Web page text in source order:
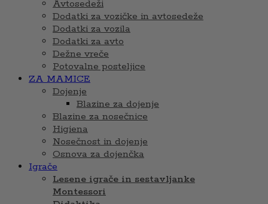
Avtosedeži
Dodatki za vozičke in avtosedeže
Dodatki za vozila
Dodatki za avto
Dežne vreče
Potovalne posteljice
ZA MAMICE
Dojenje
Blazine za dojenje
Blazine za nosečnice
Higiena
Nosečnost in dojenje
Osnova za dojenčka
Igrače
Lesene igrače in sestavljanke
Montessori